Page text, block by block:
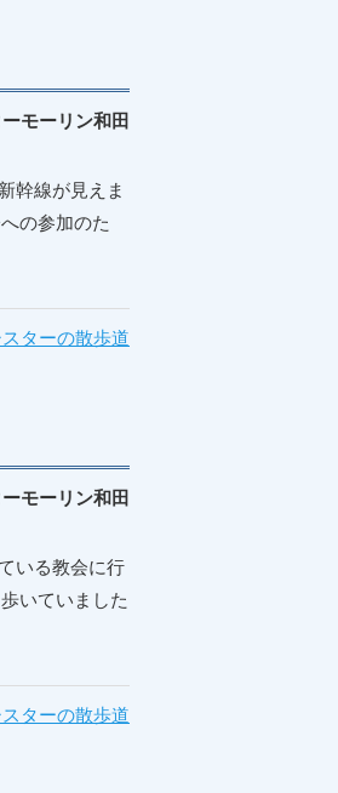
モーリン和田
幹線が見えま
の参加のた
ターの散歩道
モーリン和田
いる教会に行
いていました
ターの散歩道